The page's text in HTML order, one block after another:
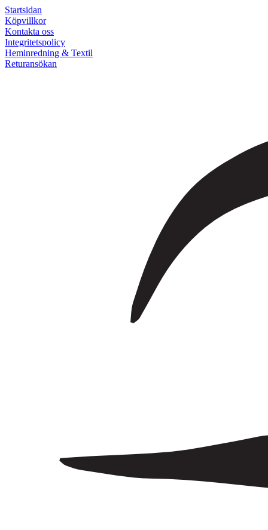
Startsidan
Köpvillkor
Kontakta oss
Integritetspolicy
Heminredning & Textil
Returansökan